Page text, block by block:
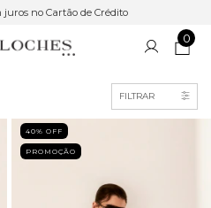
juros no Cartão de Crédito
0
FILTRAR
40% OFF
PROMOÇÃO